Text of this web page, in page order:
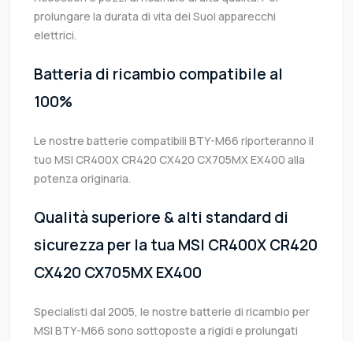
prolungare la durata di vita dei Suoi apparecchi
elettrici.
Batteria di ricambio compatibile al
100%
Le nostre batterie compatibili BTY-M66 riporteranno il
tuo MSI CR400X CR420 CX420 CX705MX EX400 alla
potenza originaria.
Qualità superiore & alti standard di
sicurezza per la tua MSI CR400X CR420
CX420 CX705MX EX400
Specialisti dal 2005, le nostre batterie di ricambio per
MSI BTY-M66 sono sottoposte a rigidi e prolungati